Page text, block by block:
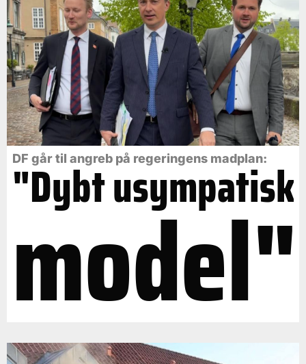
DF går til angreb på regeringens madplan:
"Dybt usympatisk
model"